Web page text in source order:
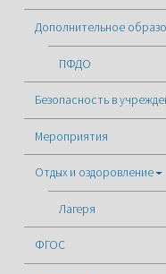
Дополнительное
ПФДО
Безопасность в
Мероприятия
Отдых и оздоровление
Лагеря
ФГОС